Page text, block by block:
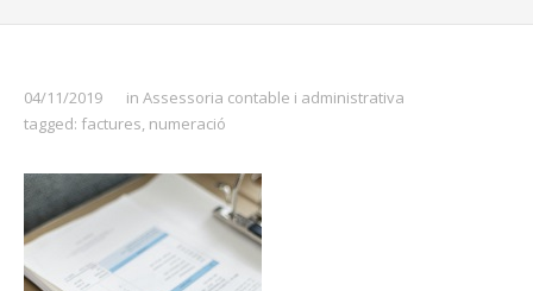
04/11/2019 in Assessoria contable i administrativa
tagged: factures, numeració